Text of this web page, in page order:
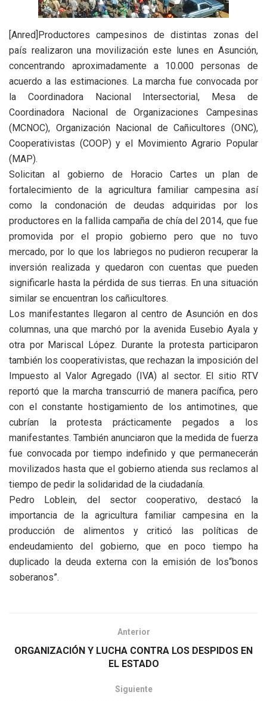
[Anred]Productores campesinos de distintas zonas del
país realizaron una movilización este lunes en Asunción,
concentrando aproximadamente a 10.000 personas de
acuerdo a las estimaciones. La marcha fue convocada por
la Coordinadora Nacional Intersectorial, Mesa de
Coordinadora Nacional de Organizaciones Campesinas
(MCNOC), Organización Nacional de Cañicultores (ONC),
Cooperativistas (COOP) y el Movimiento Agrario Popular
(MAP).
Solicitan al gobierno de Horacio Cartes un plan de
fortalecimiento de la agricultura familiar campesina así
como la condonación de deudas adquiridas por los
productores en la fallida campaña de chía del 2014, que fue
promovida por el propio gobierno pero que no tuvo
mercado, por lo que los labriegos no pudieron recuperar la
inversión realizada y quedaron con cuentas que pueden
significarle hasta la pérdida de sus tierras. En una situación
similar se encuentran los cañicultores.
Los manifestantes llegaron al centro de Asunción en dos
columnas, una que marchó por la avenida Eusebio Ayala y
otra por Mariscal López. Durante la protesta participaron
también los cooperativistas, que rechazan la imposición del
Impuesto al Valor Agregado (IVA) al sector. El sitio RTV
reportó que la marcha transcurrió de manera pacífica, pero
con el constante hostigamiento de los antimotines, que
cubrían la protesta prácticamente pegados a los
manifestantes. También anunciaron que la medida de fuerza
fue convocada por tiempo indefinido y que permanecerán
movilizados hasta que el gobierno atienda sus reclamos al
tiempo de pedir la solidaridad de la ciudadanía.
Pedro Loblein, del sector cooperativo, destacó la
importancia de la agricultura familiar campesina en la
producción de alimentos y criticó las políticas de
endeudamiento del gobierno, que en poco tiempo ha
duplicado la deuda externa con la emisión de los“bonos
soberanos”.
Anterior
ORGANIZACIÓN Y LUCHA CONTRA LOS DESPIDOS EN
EL ESTADO
Siguiente